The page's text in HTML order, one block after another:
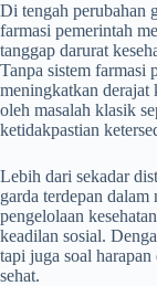
Di tengah perubahan
farmasi pemerintah
tanggap darurat
Tanpa sistem farmasi
meningkatkan derajat
oleh masalah klasik
ketidakpastian
Lebih dari sekadar
garda terdepan
pengelolaan
keadilan sosial.
tapi juga soal
sehat.